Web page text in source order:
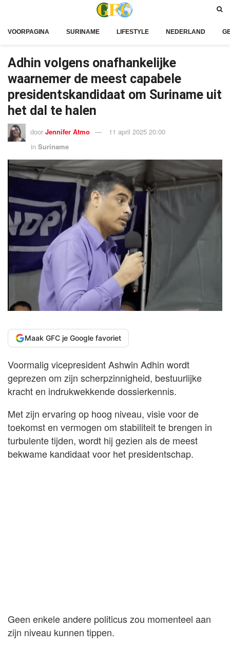
VOORPAGINA SURINAME LIFESTYLE NEDERLAND
Adhin volgens onafhankelijke
waarnemer de meest capabele
presidentskandidaat om Suriname uit
het dal te halen
door Jennifer Atmo
11 april 2025 20:00
in Suriname
Maak GFC je Google favoriet
Voormalig vicepresident Ashwin Adhin wordt
geprezen om zijn scherpzinnigheid, bestuurlijke
kracht en indrukwekkende dossierkennis.
Met zijn ervaring op hoog niveau, visie voor de
toekomst en vermogen om stabiliteit te brengen in
turbulente tijden, wordt hij gezien als de meest
bekwame kandidaat voor het presidentschap.
Geen enkele andere politicus zou momenteel aan
zijn niveau kunnen tippen.